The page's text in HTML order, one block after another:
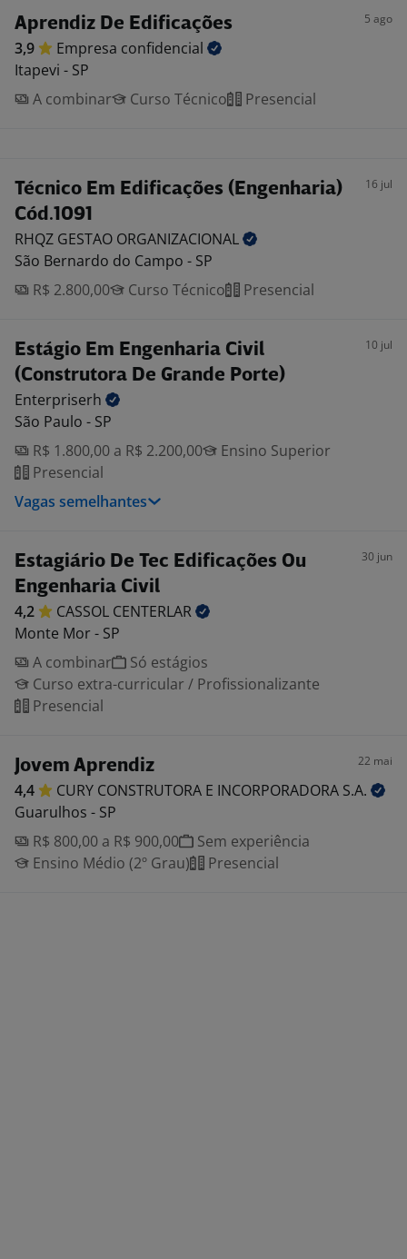
Aprendiz De Edificações 5 ago
3,9 Empresa confidencial
Itapevi - SP
A combinar
Curso Técnico Presencial
Técnico Em Edificações (Engenharia)
Cód.1091
16 jul
RHQZ GESTAO ORGANIZACIONAL
São Bernardo do Campo - SP
R$ 2.800,00
Curso Técnico Presencial
Estágio Em Engenharia Civil
(Construtora De Grande Porte)
10 jul
Enterpriserh
São Paulo - SP
R$ 1.800,00 a R$ 2.200,00
Ensino Superior
Presencial
Vagas semelhantes
Estagiário De Tec Edificações Ou
Engenharia Civil
30 jun
4,2 CASSOL CENTERLAR
Monte Mor - SP
A combinar
Só estágios
Curso extra-curricular / Profissionalizante
Presencial
Jovem Aprendiz 22 mai
4,4 CURY CONSTRUTORA E INCORPORADORA S.A.
Guarulhos - SP
R$ 800,00 a R$ 900,00
Sem experiência
Ensino Médio (2º Grau)
Presencial